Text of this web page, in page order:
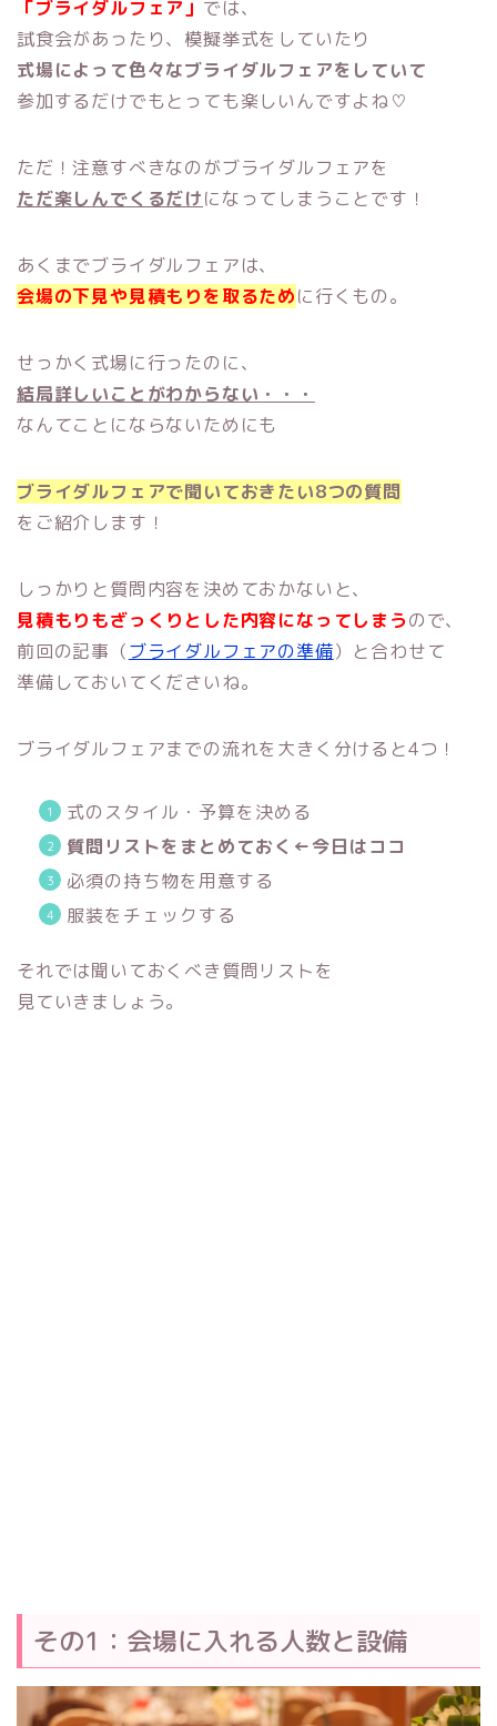
「ブライダルフェア」 では、
試食会があったり、模擬挙式をしていたり
式場によって色々なブライダルフェアをしていて
参加するだけでもとっても楽しいんですよね♡
ただ！注意すべきなのがブライダルフェアを
ただ楽しんでくるだけになってしまうことです！
あくまでブライダルフェアは、
会場の下見や見積もりを取るために行くもの。
せっかく式場に行ったのに、
結局詳しいことがわからない・・・
なんてことにならないためにも
ブライダルフェアで聞いておきたい8つの質問
をご紹介します！
しっかりと質問内容を決めておかないと、
見積もりもざっくりとした内容になってしまうので、
前回の記事（ブライダルフェアの準備）と合わせて
準備しておいてくださいね。
ブライダルフェアまでの流れを大きく分けると4つ！
式のスタイル・予算を決める
質問リストをまとめておく←今日はココ
必須の持ち物を用意する
服装をチェックする
それでは聞いておくべき質問リストを
見ていきましょう。
その1：会場に入れる人数と設備